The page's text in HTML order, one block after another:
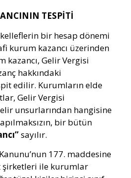
TESPİTİ
bir hesap dönemi
kurum kazancı üzerinden
kazancı, Gelir Vergisi
hakkındaki
edilir. Kurumların elde
Gelir Vergisi
unsurlarından hangisine
bir bütün
sayılır.
177. maddesine
şirketleri ile kurumlar